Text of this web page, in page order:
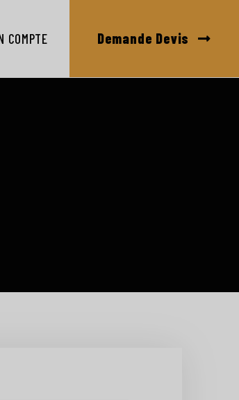
COMPTE Demande Devis